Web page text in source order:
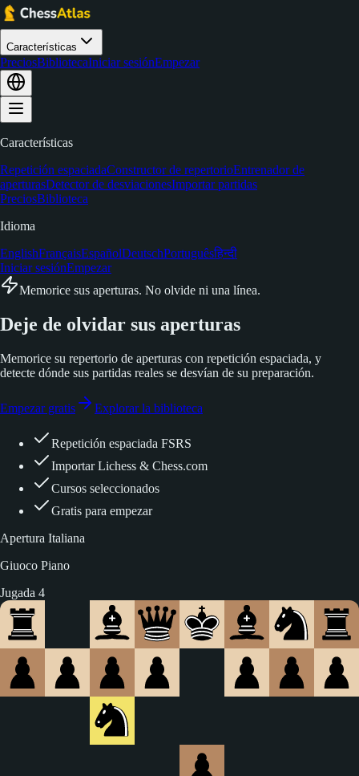
Características
PreciosBibliotecaIniciar sesiónEmpezar
Características
Repetición espaciadaConstructor de repertorioEntrenador de
aperturasDetector de desviacionesImportar partidas
PreciosBiblioteca
Idioma
EnglishFrançaisEspañolDeutschPortuguêsहिन्दी
Iniciar sesiónEmpezar
Memorice sus aperturas. No olvide ni una línea.
Deje de olvidar sus aperturas
Memorice su repertorio de aperturas con repetición espaciada, y
detecte dónde sus partidas reales se desvían de su preparación.
Empezar gratis Explorar la biblioteca
Repetición espaciada FSRS
Importar Lichess & Chess.com
Cursos seleccionados
Gratis para empezar
Apertura Italiana
Giuoco Piano
Jugada 5